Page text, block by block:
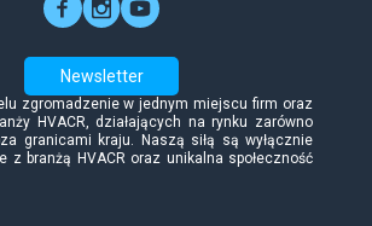
Newsletter
zgromadzenie w jednym miejscu firm oraz
HVACR, działających na rynku zarówno
granicami kraju. Naszą siłą są wyłącznie
z branżą HVACR oraz unikalna społeczność